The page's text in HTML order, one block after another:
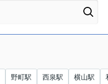
野町駅 西泉駅 横山駅